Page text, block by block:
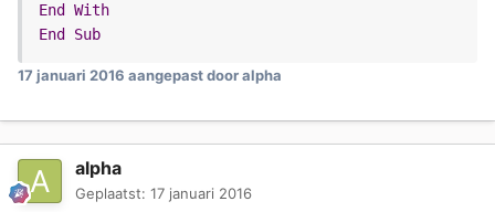
End
With
End
Sub
17 januari 2016 aangepast door alpha
alpha
Geplaatst: 17 januari 2016